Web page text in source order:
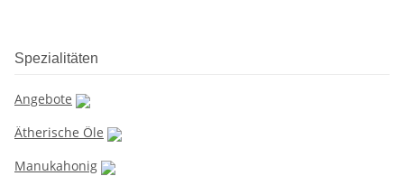
Spezialitäten
Angebote
Ätherische Öle
Manukahonig